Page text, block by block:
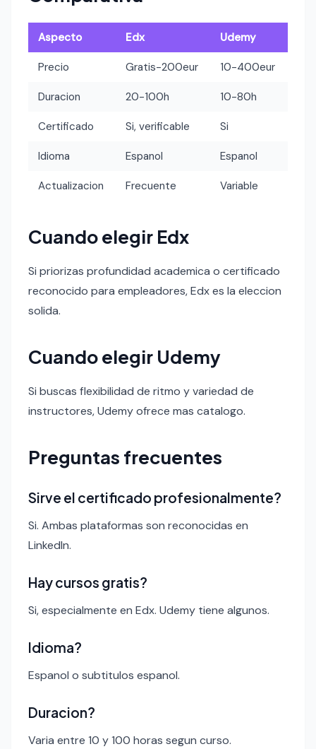
Aspecto Edx Udemy
Precio Gratis-200eur 10-400eur
Duracion 20-100h 10-80h
Certificado Si, verificable Si
Idioma Espanol Espanol
Actualizacion Frecuente Variable
Cuando elegir Edx
Si priorizas profundidad academica o certificado
reconocido para empleadores, Edx es la eleccion
solida.
Cuando elegir Udemy
Si buscas flexibilidad de ritmo y variedad de
instructores, Udemy ofrece mas catalogo.
Preguntas frecuentes
Sirve el certificado profesionalmente?
Si. Ambas plataformas son reconocidas en
LinkedIn.
Hay cursos gratis?
Si, especialmente en Edx. Udemy tiene algunos.
Idioma?
Espanol o subtitulos espanol.
Duracion?
Varia entre 10 y 100 horas segun curso.